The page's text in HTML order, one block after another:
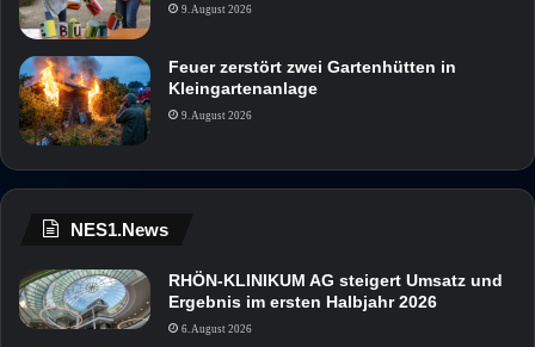
9. August 2026
Feuer zerstört zwei Gartenhütten in
Kleingartenanlage
9. August 2026
NES1.News
RHÖN-KLINIKUM AG steigert Umsatz und
Ergebnis im ersten Halbjahr 2026
6. August 2026